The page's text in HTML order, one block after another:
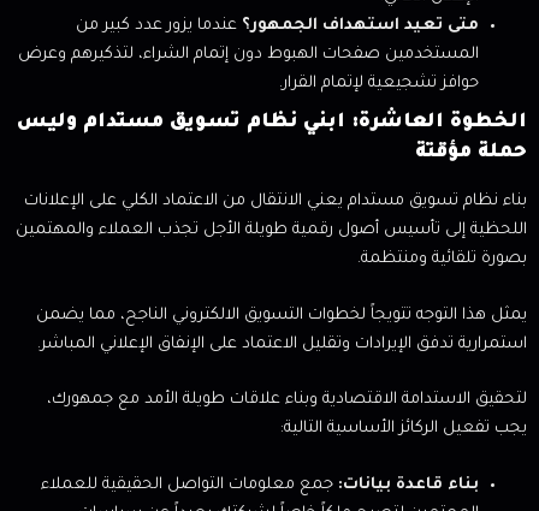
متى تعيد استهداف الجمهور؟ عندما يزور عدد كبير من
المستخدمين صفحات الهبوط دون إتمام الشراء، لتذكيرهم وعرض
حوافز تشجيعية لإتمام القرار.
الخطوة العاشرة: ابني نظام تسويق مستدام وليس
حملة مؤقتة
بناء نظام تسويق مستدام يعني الانتقال من الاعتماد الكلي على الإعلانات
اللحظية إلى تأسيس أصول رقمية طويلة الأجل تجذب العملاء والمهتمين
بصورة تلقائية ومنتظمة.
يمثل هذا التوجه تتويجاً لخطوات التسويق الالكتروني الناجح، مما يضمن
استمرارية تدفق الإيرادات وتقليل الاعتماد على الإنفاق الإعلاني المباشر.
لتحقيق الاستدامة الاقتصادية وبناء علاقات طويلة الأمد مع جمهورك،
يجب تفعيل الركائز الأساسية التالية:
بناء قاعدة بيانات: جمع معلومات التواصل الحقيقية للعملاء